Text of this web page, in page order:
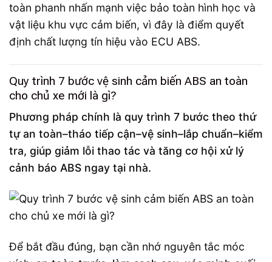
toàn phanh nhấn mạnh việc bảo toàn hình học và
vật liệu khu vực cảm biến, vì đây là điểm quyết
định chất lượng tín hiệu vào ECU ABS.
Quy trình 7 bước vệ sinh cảm biến ABS an toàn
cho chủ xe mới là gì?
Phương pháp chính là quy trình 7 bước theo thứ
tự an toàn–tháo tiếp cận–vệ sinh–lắp chuẩn–kiểm
tra, giúp giảm lỗi thao tác và tăng cơ hội xử lý
cảnh báo ABS ngay tại nhà.
Để bắt đầu đúng, bạn cần nhớ nguyên tắc móc